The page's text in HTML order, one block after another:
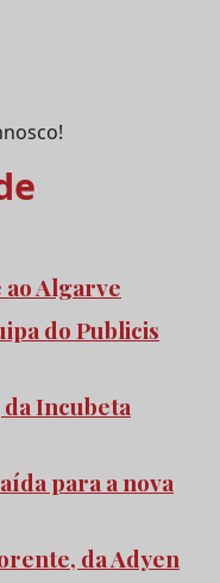
ao Algarve
do Publicis
Incubeta
para a nova
da Adyen